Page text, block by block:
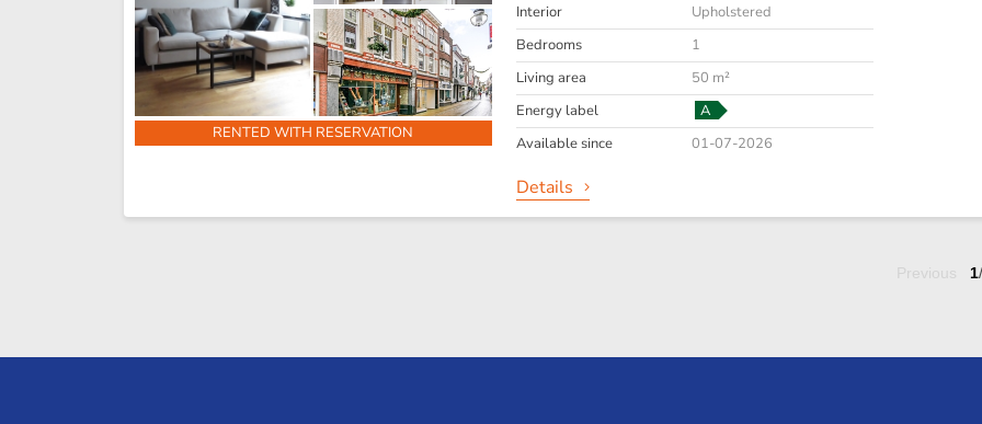
RENTED WITH RESERVATION
Interior
Upholstered
Bedrooms
1
Living area
50 m²
Energy label
A
Available since
01-07-2026
Details
1